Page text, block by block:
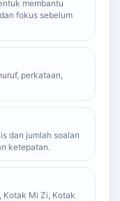
membantu
fokus sebelum
perkataan,
dan jumlah soalan
ketepatan.
Kotak Mi Zi, Kotak